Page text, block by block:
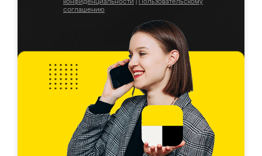
конфиденциальности
Пользовательскому
соглашению